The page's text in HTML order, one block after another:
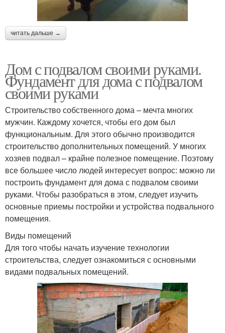
читать дальше →
Дом с подвалом своими руками.
Фундамент для дома с подвалом
своими руками
Строительство собственного дома – мечта многих
мужчин. Каждому хочется, чтобы его дом был
функциональным. Для этого обычно производится
строительство дополнительных помещений. У многих
хозяев подвал – крайне полезное помещение. Поэтому
все большее число людей интересует вопрос: можно ли
построить фундамент для дома с подвалом своими
руками. Чтобы разобраться в этом, следует изучить
основные приемы постройки и устройства подвального
помещения.
Виды помещений
Для того чтобы начать изучение технологии
строительства, следует ознакомиться с основными
видами подвальных помещений.